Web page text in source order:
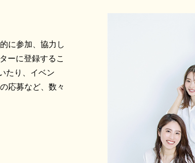
に参加、協力し
ーに登録するこ
たり、イベン
応募など、数々